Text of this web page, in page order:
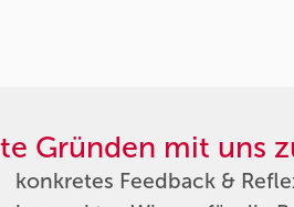
Gründen mit uns
konkretes Feedback &